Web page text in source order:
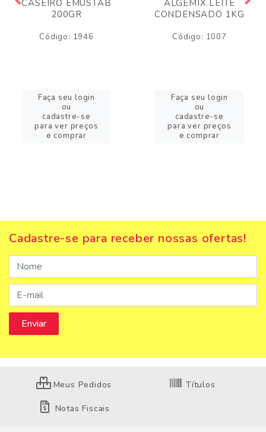
CASEIRO EMUSTAB
200GR
Código: 1946
Faça seu login
ou
cadastre-se
para ver preços
e comprar
ALGEMIX LEITE
CONDENSADO 1KG
Código: 1007
Faça seu login
ou
cadastre-se
para ver preços
e comprar
Cadastre-se para receber nossas ofertas!
Meus Pedidos Títulos
Notas Fiscais